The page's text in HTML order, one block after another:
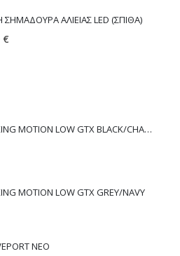
ΑΛΙΕΙΑΣ LED (ΣΠΙΘΑ)
€
ΠΑΠΟΥΤΣΙ VIKING MOTION LOW GTX BLACK/CHARCOAL
MOTION LOW GTX GREY/NAVY
NEO